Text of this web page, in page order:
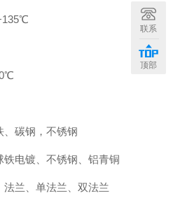
℃
℃
、碳钢，不锈钢
电镀、不锈钢、铝青铜
兰、单法兰、双法兰
联系
顶部